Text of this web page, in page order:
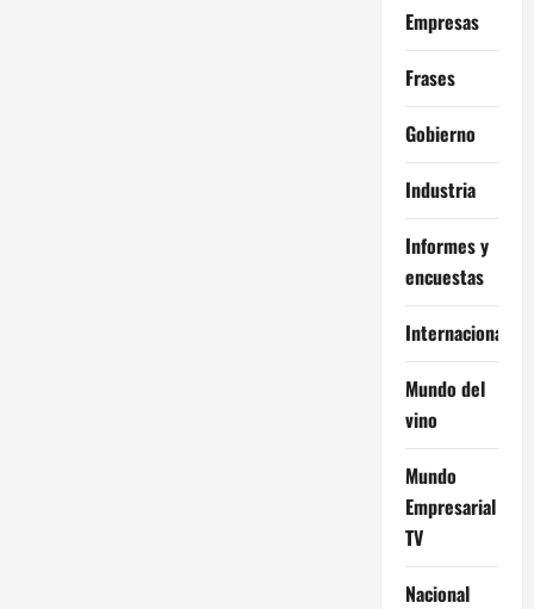
Empresas
Frases
Gobierno
Industria
Informes y
encuestas
Internacional
Mundo del
vino
Mundo
Empresarial
TV
Nacional